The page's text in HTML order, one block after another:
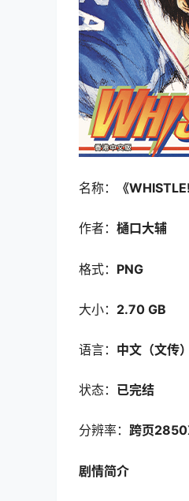
名称： 《
作者： 樋口大辅
格式： PNG
大小： 2.70 GB
语言： 中文（文传）
状态： 已完结
分辨率： 跨页
剧情简介